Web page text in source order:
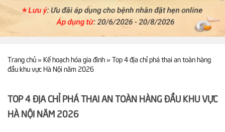
Trang chủ»Kế hoạch hóa gia đình»Top 4 địa chỉ phá thai an toàn hàng
đầu khu vực Hà Nội năm 2026
TOP 4 ĐỊA CHỈ PHÁ THAI AN TOÀN HÀNG ĐẦU KHU VỰC
HÀ NỘI NĂM 2026